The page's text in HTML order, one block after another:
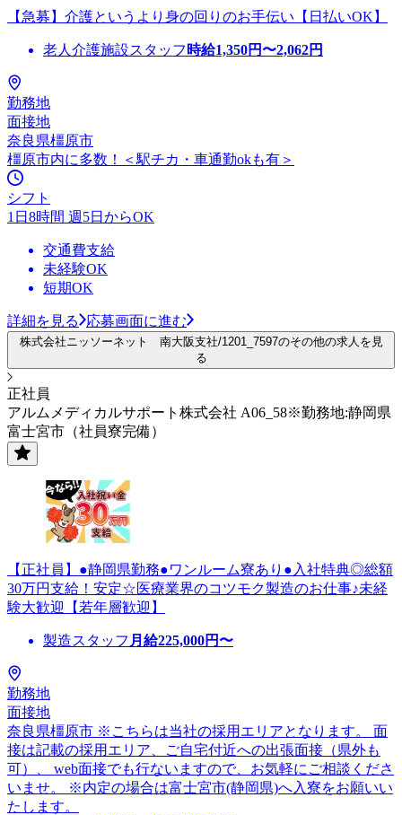
【急募】介護というより身の回りのお手伝い【日払いOK】
老人介護施設スタッフ 時給1,350円〜2,062円
勤務地
面接地
奈良県橿原市
橿原市内に多数！＜駅チカ・車通勤okも有＞
シフト
1日8時間 週5日からOK
交通費支給
未経験OK
短期OK
詳細を見る 応募画面に進む
株式会社ニッソーネット 南大阪支社/1201_7597のその他の求人を見
る
正社員
アルムメディカルサポート株式会社 A06_58※勤務地:静岡県
富士宮市（社員寮完備）
【正社員】●静岡県勤務●ワンルーム寮あり●入社特典◎総額
30万円支給！安定☆医療業界のコツモク製造のお仕事♪未経
験大歓迎【若年層歓迎】
製造スタッフ 月給225,000円〜
勤務地
面接地
奈良県橿原市 ※こちらは当社の採用エリアとなります。 面
接は記載の採用エリア、ご自宅付近への出張面接（県外も
可）、 web面接でも行ないますので、お気軽にご相談くださ
いませ。 ※内定の場合は富士宮市(静岡県)へ入寮をお願いい
たします。